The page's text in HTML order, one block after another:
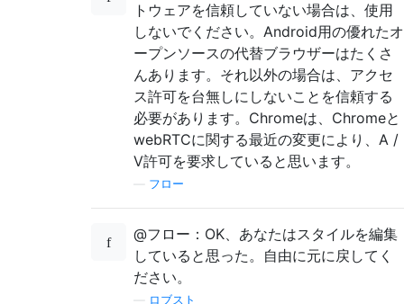
トウェアを信頼していない場合は、使用
しないでください。Android用の優れたオ
ープンソースの代替ブラウザーはたくさ
んあります。それ以外の場合は、アクセ
ス許可を台無しにしないことを信頼する
必要があります。Chromeは、Chromeと
webRTCに関する最近の変更により、A /
V許可を要求していると思います。
フロー
@フロー：OK、あなたはスタイルを編集
していると思った。自由に元に戻してく
ださい。
ロブスト